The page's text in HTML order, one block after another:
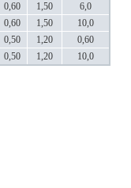
0,60 1,50
6,0
0,60 1,50
10,0
0,50 1,20
0,60
0,50 1,20 10,0